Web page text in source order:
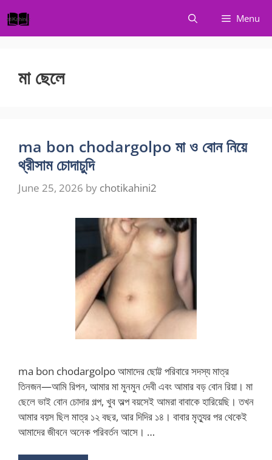
to
content
Menu
মা ছেলে
ma bon chodargolpo মা ও বোন নিয়ে
থ্রীসাম চোদাচুদি
June 25, 2026 by chotikahini2
ma bon chodargolpo আমাদের ছোট্ট পরিবারে সদস্য মাত্র
তিনজন—আমি রিপন, আমার মা মুনমুন দেবী এবং আমার বড় বোন রিয়া। মা
ছেলে ভাই বোন চোদার গল্প, খুব অল্প বয়সেই আমরা বাবাকে হারিয়েছি। তখন
আমার বয়স ছিল মাত্র ১২ বছর, আর দিদির ১৪। বাবার মৃত্যুর পর থেকেই
আমাদের জীবনে অনেক পরিবর্তন আসে। …